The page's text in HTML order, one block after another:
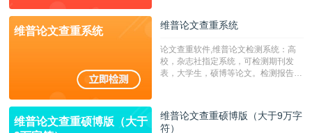
维普论文查重系统 维普论文查重系统
论文查重软件,维普论文检测系统：高
校，杂志社指定系统，可检测期刊发
表，大学生，硕博等论文。检测报告支
维普论文查重硕博版（大于
维普论文查重硕博版（大于9万字
符）